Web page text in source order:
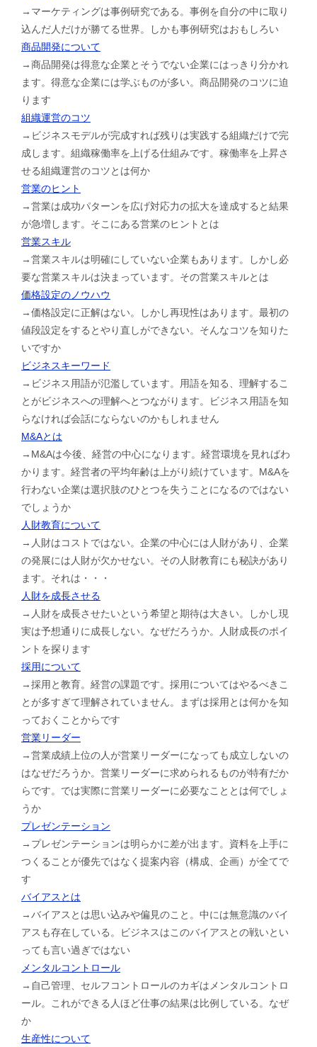
→マーケティングは事例研究である。事例を自分の中に取り
込んだ人だけが勝てる世界。しかも事例研究はおもしろい
商品開発について
→商品開発は得意な企業とそうでない企業にはっきり分かれ
ます。得意な企業には学ぶものが多い。商品開発のコツに迫
ります
組織運営のコツ
→ビジネスモデルが完成すれば残りは実践する組織だけで完
成します。組織稼働率を上げる仕組みです。稼働率を上昇さ
せる組織運営のコツとは何か
営業のヒント
→営業は成功パターンを広げ対応力の拡大を達成すると結果
が急増します。そこにある営業のヒントとは
営業スキル
→営業スキルは明確にしていない企業もあります。しかし必
要な営業スキルは決まっています。その営業スキルとは
価格設定のノウハウ
→価格設定に正解はない。しかし再現性はあります。最初の
値段設定をするとやり直しができない。そんなコツを知りた
いですか
ビジネスキーワード
→ビジネス用語が氾濫しています。用語を知る、理解するこ
とがビジネスへの理解へとつながります。ビジネス用語を知
らなければ会話にならないのかもしれません
M&Aとは
→M&Aは今後、経営の中心になります。経営環境を見ればわ
かります。経営者の平均年齢は上がり続けています。M&Aを
行わない企業は選択肢のひとつを失うことになるのではない
でしょうか
人財教育について
→人財はコストではない。企業の中心には人財があり、企業
の発展には人財が欠かせない。その人財教育にも秘訣があり
ます。それは・・・
人財を成長させる
→人財を成長させたいという希望と期待は大きい。しかし現
実は予想通りに成長しない。なぜだろうか。人財成長のポイ
ントを探ります
採用について
→採用と教育。経営の課題です。採用についてはやるべきこ
とが多すぎて理解されていません。まずは採用とは何かを知
っておくことからです
営業リーダー
→営業成績上位の人が営業リーダーになっても成立しないの
はなぜだろうか。営業リーダーに求められるものが特有だか
らです。では実際に営業リーダーに必要なこととは何でしょ
うか
プレゼンテーション
→プレゼンテーションは明らかに差が出ます。資料を上手に
つくることが優先ではなく提案内容（構成、企画）が全てで
す
バイアスとは
→バイアスとは思い込みや偏見のこと。中には無意識のバイ
アスも存在している。ビジネスはこのバイアスとの戦いとい
っても言い過ぎではない
メンタルコントロール
→自己管理、セルフコントロールのカギはメンタルコントロ
ール。これができる人ほど仕事の結果は比例している。なぜ
か
生産性について